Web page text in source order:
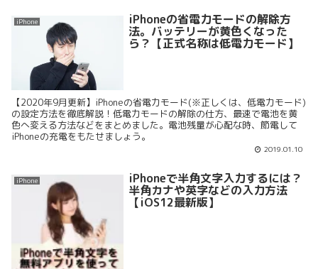
iPhone iPhoneの省電力モードの解除方
法。バッテリーが黄色くなった
ら？【正式名称は低電力モード】
【2020年9月更新】iPhoneの省電力モード(※正しくは、低電力モード)
の設定方法を徹底解説！低電力モードの解除の仕方、最速で電池を黄
色へ変える方法などをまとめました。電池残量が心配な時、節電して
iPhoneの充電をもたせましょう。
2019.01.10
iPhone iPhoneで半角文字入力するには？
半角カナや英字などの入力方法
【iOS12最新版】